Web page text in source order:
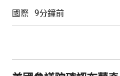
國際 9分鐘前